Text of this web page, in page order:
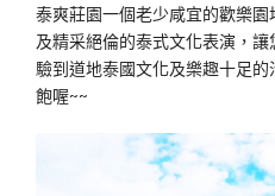
泰爽莊園一個老少咸宜的歡樂
及精采絕倫的泰式文化表演，
驗到道地泰國文化及樂趣十足
飽喔~~